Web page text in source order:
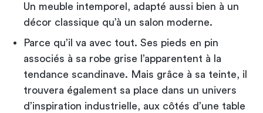
Un meuble intemporel, adapté aussi bien à un
décor classique qu’à un salon moderne.
Parce qu’il va avec tout. Ses pieds en pin
associés à sa robe grise l’apparentent à la
tendance scandinave. Mais grâce à sa teinte, il
trouvera également sa place dans un univers
d’inspiration industrielle, aux côtés d’une table